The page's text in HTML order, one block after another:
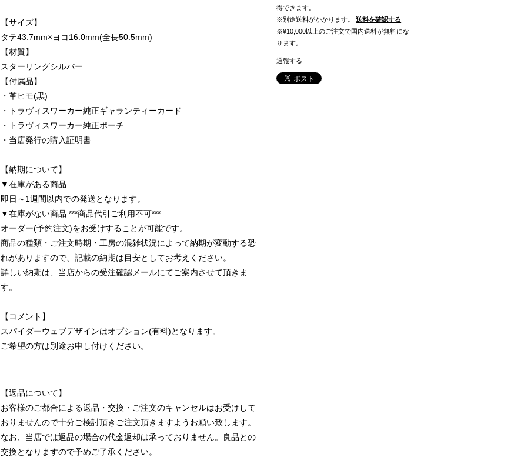
【サイズ】
タテ43.7mm×ヨコ16.0mm(全長50.5mm)
【材質】
スターリングシルバー
【付属品】
・革ヒモ(黒)
・トラヴィスワーカー純正ギャランティーカード
・トラヴィスワーカー純正ポーチ
・当店発行の購入証明書
【納期について】
▼在庫がある商品
即日～1週間以内での発送となります。
▼在庫がない商品 ***商品代引ご利用不可***
オーダー(予約注文)をお受けすることが可能です。
商品の種類・ご注文時期・工房の混雑状況によって納期が変動する恐
れがありますので、記載の納期は目安としてお考えください。
詳しい納期は、当店からの受注確認メールにてご案内させて頂きま
す。
【コメント】
スパイダーウェブデザインはオプション(有料)となります。
ご希望の方は別途お申し付けください。
【返品について】
お客様のご都合による返品・交換・ご注文のキャンセルはお受けして
おりませんので十分ご検討頂きご注文頂きますようお願い致します。
なお、当店では返品の場合の代金返却は承っておりません。良品との
交換となりますので予めご了承ください。
得できます。
※別途送料がかかります。
送料を確認する
※¥10,000以上のご注文で国内送料が無料にな
ります。
通報する